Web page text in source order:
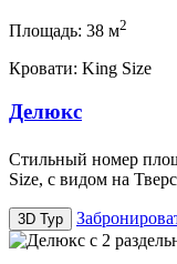
Площадь: 38 м2
Кровати: King Size
Делюкс
Стильный номер
Size, с видом на
3D Тур